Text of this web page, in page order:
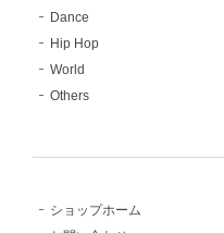
Dance
Hip Hop
World
Others
ショップホーム